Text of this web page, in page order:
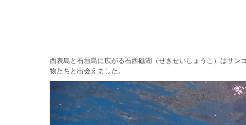
西表島と石垣島に広がる石西礁湖（せきせいしょうこ）はサ
物たちと出会えました。